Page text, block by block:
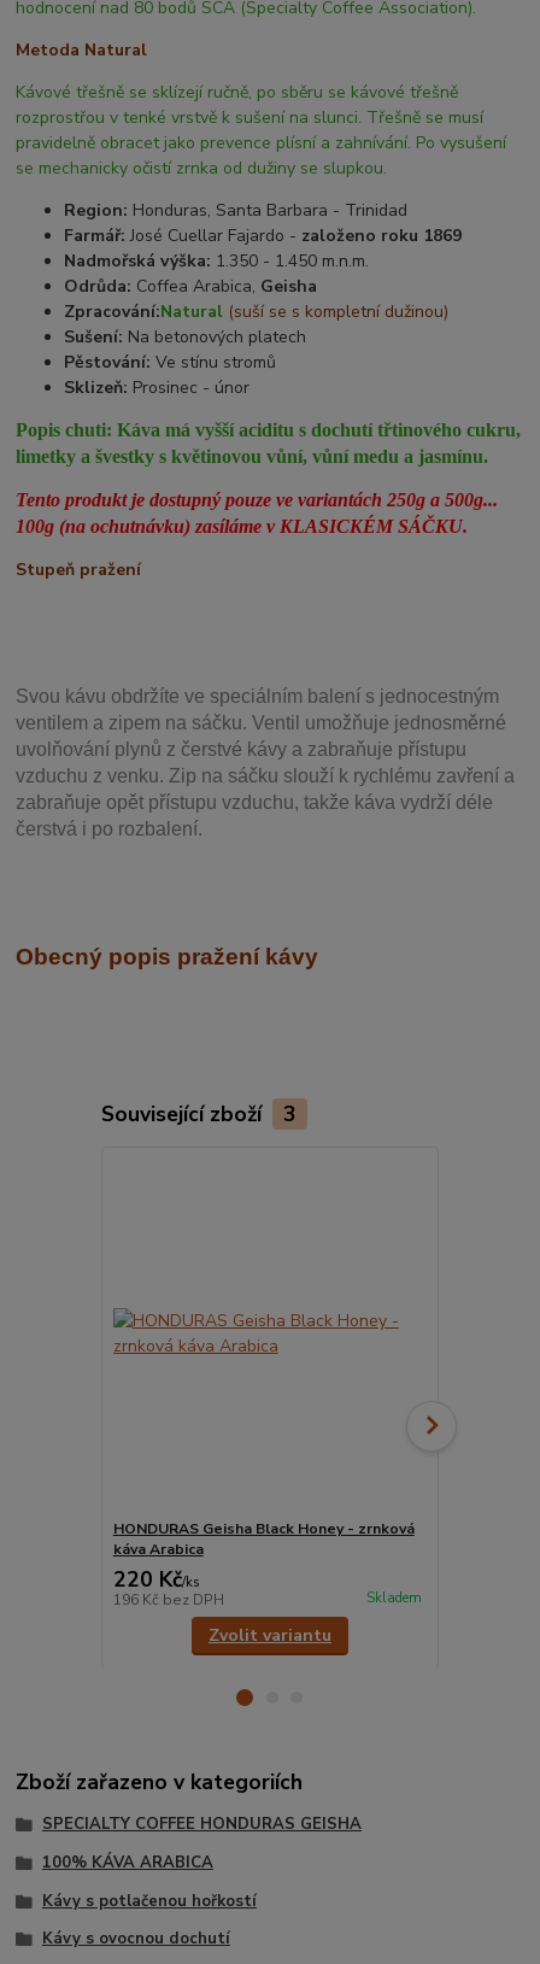
hodnocení nad 80 bodů SCA (Specialty Coffee Association).
Metoda Natural
Kávové třešně se sklízejí ručně, po sběru se kávové třešně
rozprostřou v tenké vrstvě k sušení na slunci. Třešně se musí
pravidelně obracet jako prevence plísní a zahnívání. Po vysušení
se mechanicky očistí zrnka od dužiny se slupkou.
Region: Honduras, Santa Barbara - Trinidad
Farmář: José Cuellar Fajardo - založeno roku 1869
Nadmořská výška: 1.350 - 1.450 m.n.m.
Odrůda: Coffea Arabica, Geisha
Zpracování:Natural (suší se s kompletní dužinou)
Sušení: Na betonových platech
Pěstování: Ve stínu stromů
Sklizeň: Prosinec - únor
Popis chuti:Káva má vyšší aciditu s dochutí třtinového cukru,
limetky a švestky s květinovou vůní, vůní medu a jasmínu.
Tento produkt je dostupný pouze ve variantách 250g a 500g...
100g (na ochutnávku) zasíláme v KLASICKÉM SÁČKU.
Stupeň pražení
Svou kávu obdržíte ve speciálním balení s jednocestným
ventilem a zipem na sáčku. Ventil umožňuje jednosměrné
uvolňování plynů z čerstvé kávy a zabraňuje přístupu
vzduchu z venku. Zip na sáčku slouží k rychlému zavření a
zabraňuje opět přístupu vzduchu, takže káva vydrží déle
čerstvá i po rozbalení.
Obecný popis pražení kávy
Související zboží 3
HONDURAS Geisha Black Honey - zrnková
káva Arabica
220 Kč/ks
196 Kč bez DPH Skladem
Zvolit variantu
Zboží zařazeno v kategoriích
SPECIALTY COFFEE HONDURAS GEISHA
100% KÁVA ARABICA
Kávy s potlačenou hořkostí
Kávy s ovocnou dochutí